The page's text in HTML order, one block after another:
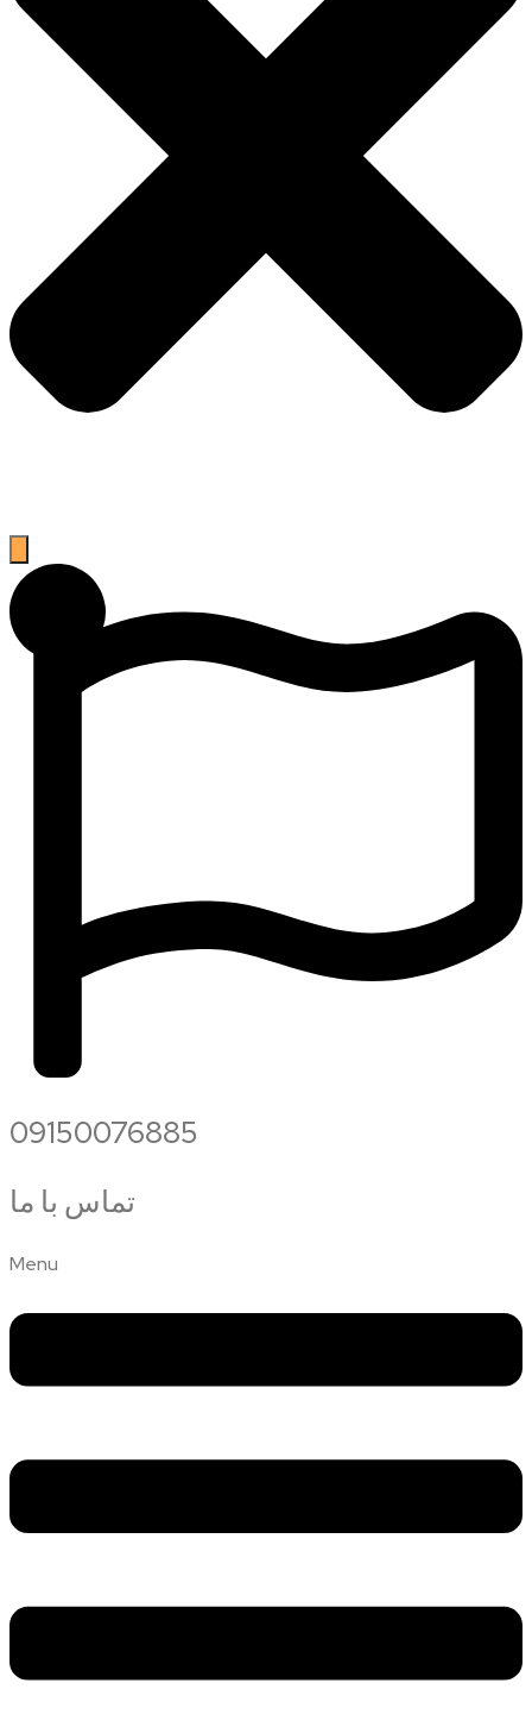
09150076885
تماس با ما
Menu